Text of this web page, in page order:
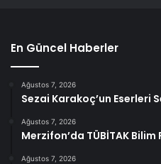
En Güncel Haberler
Ağustos 7, 2026
Sezai Karakoç’un Eserleri
Ağustos 7, 2026
Merzifon’da TÜBİTAK Bilim
Ağustos 7, 2026